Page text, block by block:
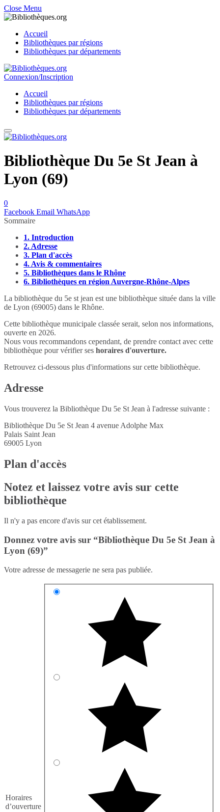
Close Menu
Accueil
Bibliothèques par régions
Bibliothèques par départements
Connexion/Inscription
Accueil
Bibliothèques par régions
Bibliothèques par départements
Bibliothèque Du 5e St Jean à
Lyon (69)
0
Facebook Email WhatsApp
Sommaire
1. Introduction
2. Adresse
3. Plan d'accès
4. Avis & commentaires
5. Bibliothèques dans le Rhône
6. Bibliothèques en région Auvergne-Rhône-Alpes
La bibliothèque du 5e st jean est une bibliothèque située dans la ville
de Lyon (69005) dans le Rhône.
Cette bibliothèque municipale classée serait, selon nos informations,
ouverte en 2026.
Nous vous recommandons cependant, de prendre contact avec cette
bibliothèque pour vérifier ses horaires d'ouverture.
Retrouvez ci-dessous plus d'informations sur cette bibliothèque.
Adresse
Vous trouverez la Bibliothèque Du 5e St Jean à l'adresse suivante :
Bibliothèque Du 5e St Jean 4 avenue Adolphe Max
Palais Saint Jean
69005 Lyon
Plan d'accès
Notez et laissez votre avis sur cette
bibliothèque
Il n'y a pas encore d'avis sur cet établissement.
Donnez votre avis sur “Bibliothèque Du 5e St Jean à
Lyon (69)”
Votre adresse de messagerie ne sera pas publiée.
Horaires
d’ouverture